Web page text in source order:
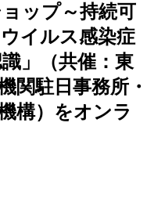
ップ～持続可
イルス感染症
」（共催：東
関駐日事務所・
構）をオンラ